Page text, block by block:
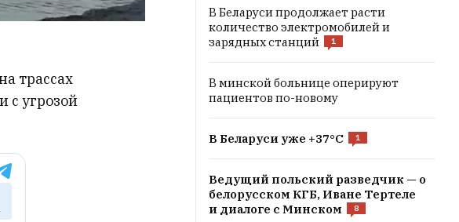
трассах
с угрозой
В Беларуси продолжает расти
количество электромобилей и
зарядных станций
1
В минской больнице оперируют
пациентов по-новому
В Беларуси уже +37°C 1
Ведущий польский разведчик — о
белорусском КГБ, Иване Тертеле
и диалоге с Минском
8